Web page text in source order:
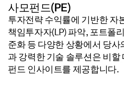
사모펀드(PE)
투자전략 수익률에 기반한 자
책임투자자(LP) 파악, 포트폴
준화 등 다양한 상황에서 당
과 강력한 기술 솔루션은 비할
펀드 인사이트를 제공합니다.